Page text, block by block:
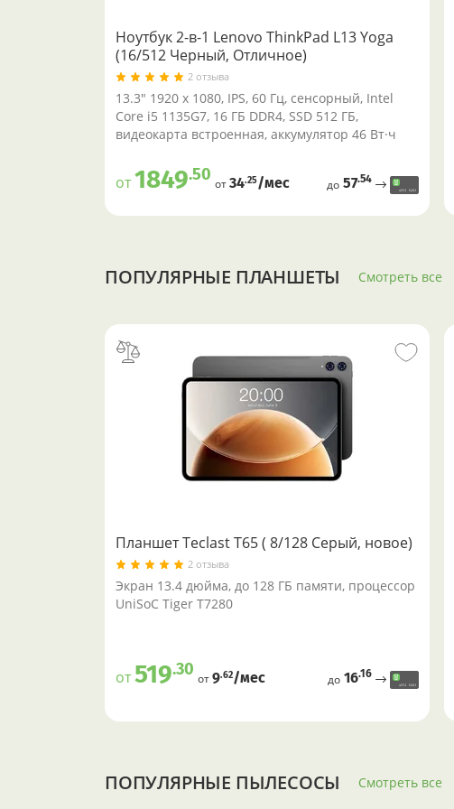
Ноутбук 2-в-1 Lenovo ThinkPad L13 Yoga
(16/512 Черный, Отличное)
2 отзыва
13.3" 1920 x 1080, IPS, 60 Гц, сенсорный, Intel
Core i5 1135G7, 16 ГБ DDR4, SSD 512 ГБ,
видеокарта встроенная, аккумулятор 46 Вт·ч
от1849.50 от34.25/меc до57.54
ПОПУЛЯРНЫЕ ПЛАНШЕТЫ Смотреть все
Планшет Teclast T65 ( 8/128 Серый, новое)
2 отзыва
Экран 13.4 дюйма, до 128 ГБ памяти, процессор
UniSoC Tiger T7280
от519.30 от9.62/меc до16.16
ПОПУЛЯРНЫЕ ПЫЛЕСОСЫ Смотреть все